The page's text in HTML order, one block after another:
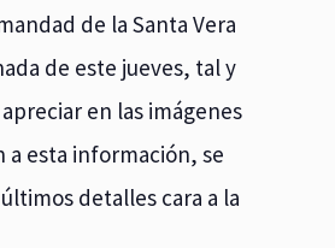
de la Santa Vera
de este jueves, tal y
en las imágenes
a esta información, se
detalles cara a la